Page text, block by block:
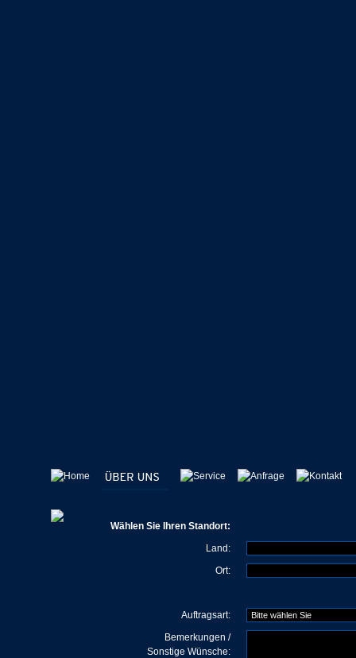
Wählen Sie Ihren Standort:
Land:
Ort:
Auftragsart:
Bemerkungen /
Sonstige Wünsche: